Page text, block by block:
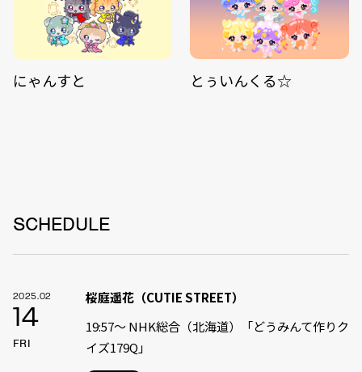
にゃんすと とぅいんくる☆
SCHEDULE
2025.02
14
FRI
桜庭遥花（CUTIE STREET）
19:57〜 NHK総合（北海道）「どうみんて作りク
イズ179Q」